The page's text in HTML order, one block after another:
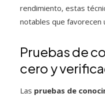
rendimiento, estas
notables que favorecen
Pruebas de
cero y
Las pruebas de